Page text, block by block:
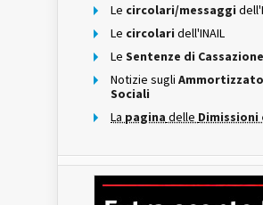
Le circolari/messaggi
Le circolari dell'INAIL
Le Sentenze di Cassazione
Notizie sugli
Sociali
La pagina delle Dimissioni